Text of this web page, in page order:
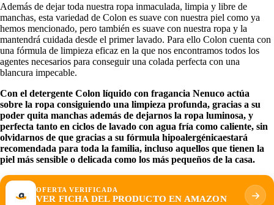
Además de dejar toda nuestra ropa inmaculada, limpia y libre de
manchas, esta variedad de Colon es suave con nuestra piel como ya
hemos mencionado, pero también es suave con nuestra ropa y la
mantendrá cuidada desde el primer lavado. Para ello Colon cuenta con
una fórmula de limpieza eficaz en la que nos encontramos todos los
agentes necesarios para conseguir una colada perfecta con una
blancura impecable.
Con el detergente Colon líquido con fragancia Nenuco actúa
sobre la ropa consiguiendo una limpieza profunda, gracias a su
poder quita manchas además de dejarnos la ropa luminosa, y
perfecta tanto en ciclos de lavado con agua fría como caliente, sin
olvidarnos de que gracias a su fórmula hipoalergénicaestará
recomendada para toda la familia, incluso aquellos que tienen la
piel más sensible o delicada como los más pequeños de la casa.
OFERTA VERIFICADA
VER FICHA DEL PRODUCTO EN AMAZON